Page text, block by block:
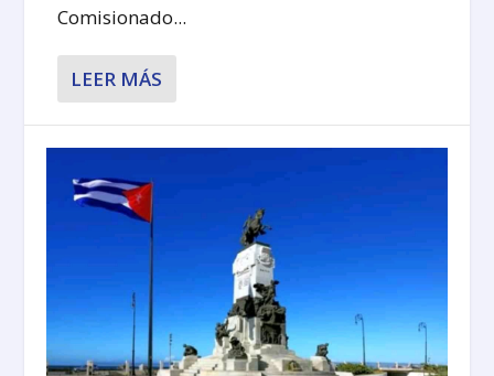
Comisionado...
LEER MÁS